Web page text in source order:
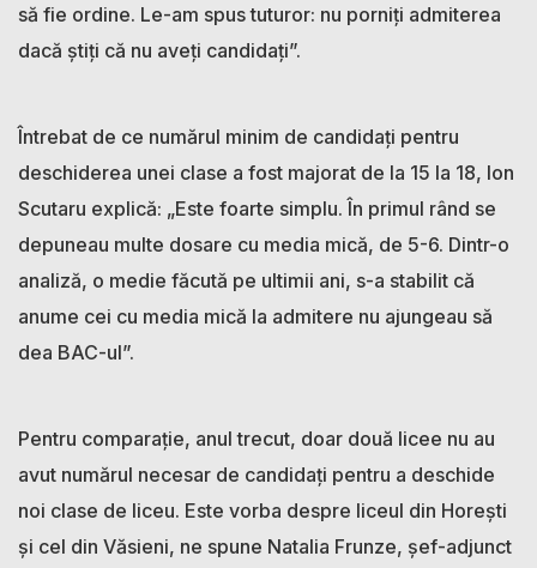
să fie ordine. Le-am spus tuturor: nu porniți admiterea
dacă știți că nu aveți candidați”.
Întrebat de ce numărul minim de candidați pentru
deschiderea unei clase a fost majorat de la 15 la 18, Ion
Scutaru explică: „Este foarte simplu. În primul rând se
depuneau multe dosare cu media mică, de 5-6. Dintr-o
analiză, o medie făcută pe ultimii ani, s-a stabilit că
anume cei cu media mică la admitere nu ajungeau să
dea BAC-ul”.
Pentru comparație, anul trecut, doar două licee nu au
avut numărul necesar de candidați pentru a deschide
noi clase de liceu. Este vorba despre liceul din Horești
și cel din Văsieni, ne spune Natalia Frunze, șef-adjunct